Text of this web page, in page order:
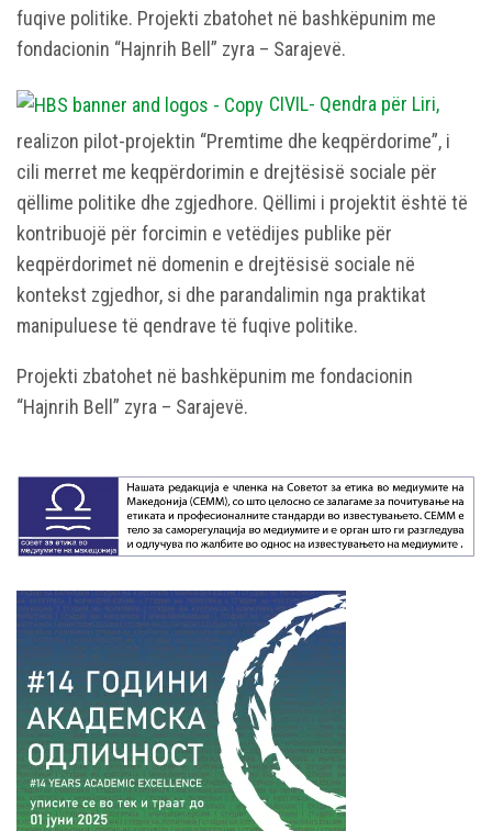
fuqive politike. Projekti zbatohet në bashkëpunim me
fondacionin “Hajnrih Bell” zyra – Sarajevë.
CIVIL- Qendra për Liri,
realizon pilot-projektin “Premtime dhe keqpërdorime”, i
cili merret me keqpërdorimin e drejtësisë sociale për
qëllime politike dhe zgjedhore. Qëllimi i projektit është të
kontribuojë për forcimin e vetëdijes publike për
keqpërdorimet në domenin e drejtësisë sociale në
kontekst zgjedhor, si dhe parandalimin nga praktikat
manipuluese të qendrave të fuqive politike.
Projekti zbatohet në bashkëpunim me fondacionin
“Hajnrih Bell” zyra – Sarajevë.